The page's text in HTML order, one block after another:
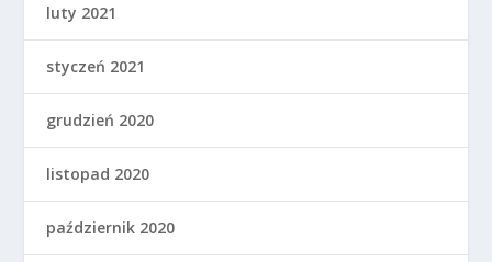
luty 2021
styczeń 2021
grudzień 2020
listopad 2020
październik 2020